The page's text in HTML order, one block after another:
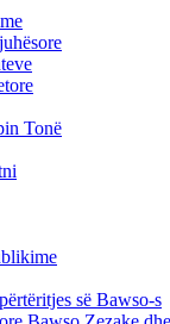
Tonë
së Bawso-s